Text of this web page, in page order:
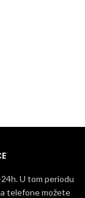
U tom periodu
telefone možete